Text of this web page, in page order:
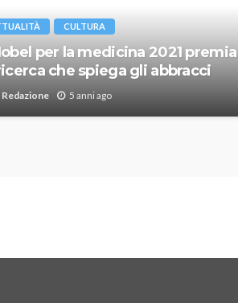
CULTURA
per la medicina 2021 premia
che spiega gli abbracci
Redazione 5 anni ago